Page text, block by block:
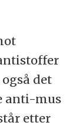
det
anti-mus
etter